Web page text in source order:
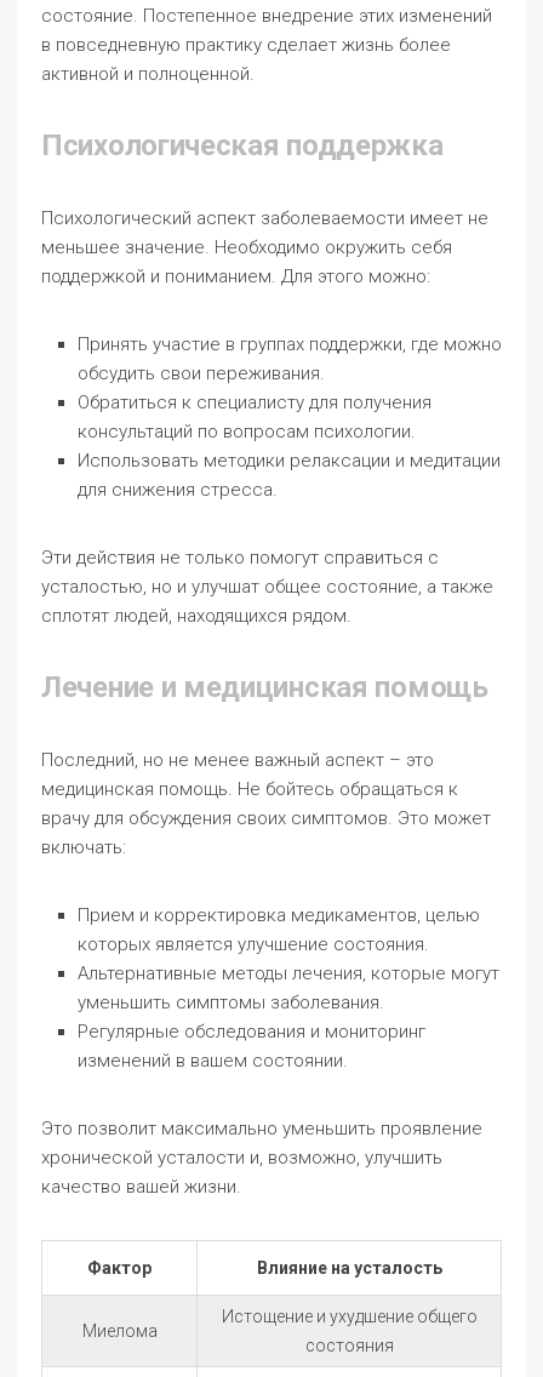
состояние. Постепенное внедрение этих изменений
в повседневную практику сделает жизнь более
активной и полноценной.
Психологическая поддержка
Психологический аспект заболеваемости имеет не
меньшее значение. Необходимо окружить себя
поддержкой и пониманием. Для этого можно:
Принять участие в группах поддержки, где можно
обсудить свои переживания.
Обратиться к специалисту для получения
консультаций по вопросам психологии.
Использовать методики релаксации и медитации
для снижения стресса.
Эти действия не только помогут справиться с
усталостью, но и улучшат общее состояние, а также
сплотят людей, находящихся рядом.
Лечение и медицинская помощь
Последний, но не менее важный аспект – это
медицинская помощь. Не бойтесь обращаться к
врачу для обсуждения своих симптомов. Это может
включать:
Прием и корректировка медикаментов, целью
которых является улучшение состояния.
Альтернативные методы лечения, которые могут
уменьшить симптомы заболевания.
Регулярные обследования и мониторинг
изменений в вашем состоянии.
Это позволит максимально уменьшить проявление
хронической усталости и, возможно, улучшить
качество вашей жизни.
Фактор Влияние на усталость
Миелома
Истощение и ухудшение общего
состояния